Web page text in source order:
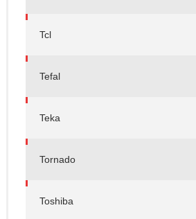
Tcl
Tefal
Teka
Tornado
Toshiba